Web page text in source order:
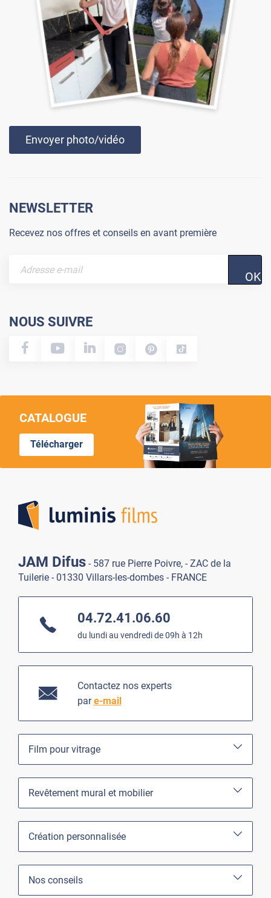
Envoyer photo/vidéo
NEWSLETTER
Recevez nos offres et conseils en avant première
OK
NOUS SUIVRE
CATALOGUE
Télécharger
JAM Difus - 587 rue Pierre Poivre, - ZAC de la
Tuilerie - 01330 Villars-les-dombes - FRANCE
04.72.41.06.60
du lundi au vendredi de 09h à 12h
Contactez nos experts
pare-mail
Film pour vitrage
Revêtement mural et mobilier
Création personnalisée
Nos conseils